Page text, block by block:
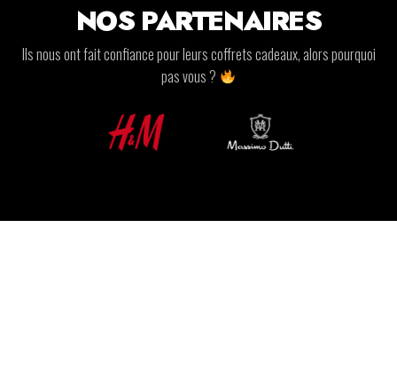
NOS PARTENAIRES
Ils nous ont fait confiance pour leurs coffrets cadeaux, alors pourquoi
pas vous ?